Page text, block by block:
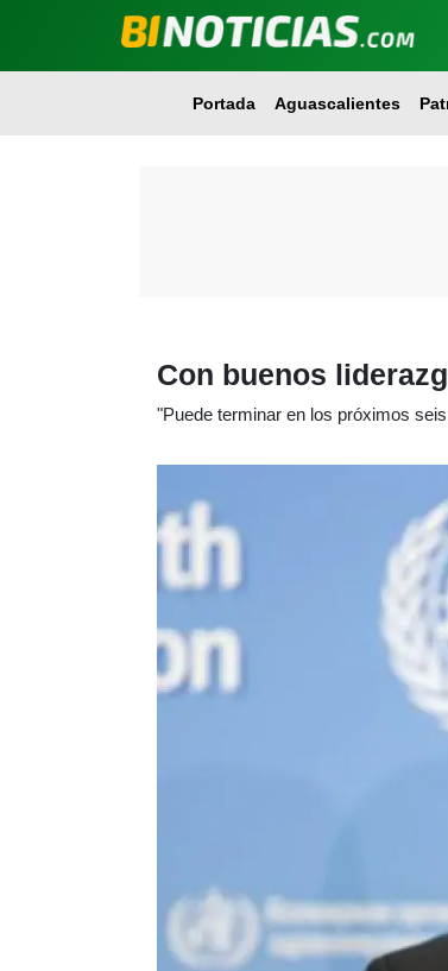
Portada Aguascalientes
Con buenos
"Puede terminar en los próximos